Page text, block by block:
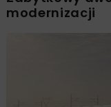
modernizacji